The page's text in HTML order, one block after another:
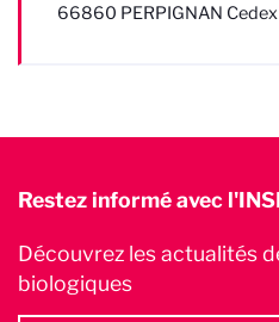
66860 PERPIGNAN
Restez informé avec
Découvrez les actualités
biologiques